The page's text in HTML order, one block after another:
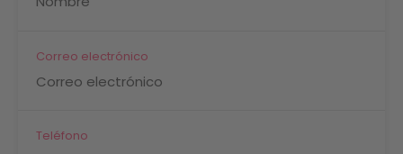
Correo electrónico
Teléfono